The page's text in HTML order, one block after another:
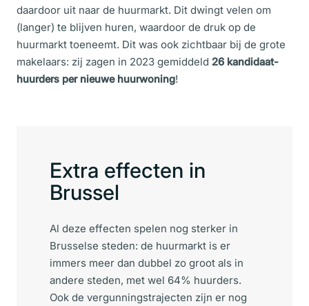
daardoor uit naar de huurmarkt. Dit dwingt velen om
(langer) te blijven huren, waardoor de druk op de
huurmarkt toeneemt. Dit was ook zichtbaar bij de grote
makelaars: zij zagen in 2023 gemiddeld 26 kandidaat-
huurders per nieuwe huurwoning!
Extra effecten in
Brussel
Al deze effecten spelen nog sterker in
Brusselse steden: de huurmarkt is er
immers meer dan dubbel zo groot als in
andere steden, met wel 64% huurders.
Ook de vergunningstrajecten zijn er nog